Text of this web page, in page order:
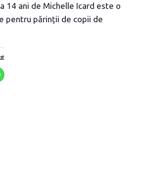
14 ani de Michelle Icard este o
pentru părinții de copii de